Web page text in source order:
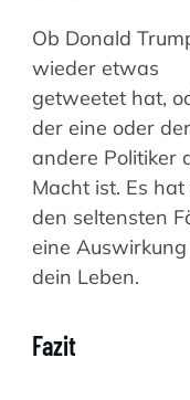
Ob Donald
wieder etwas
getweetet hat,
der eine oder der
andere Politiker
Macht ist. Es hat
den seltensten
eine
dein Leben.
Fazit